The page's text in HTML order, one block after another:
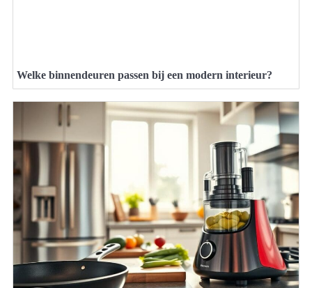
Welke binnendeuren passen bij een modern interieur?